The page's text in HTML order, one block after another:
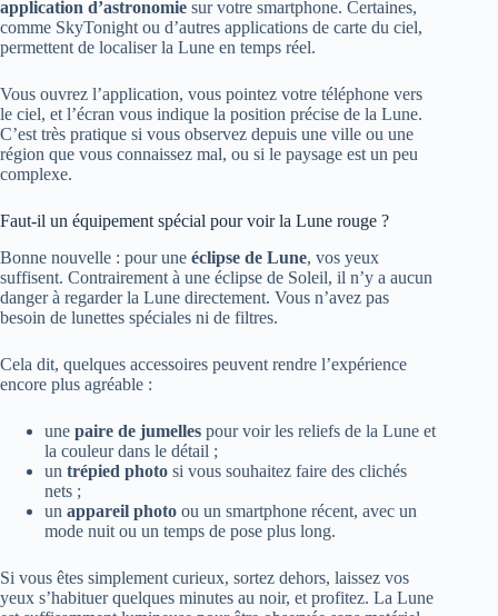
application d’astronomie sur votre smartphone. Certaines,
comme SkyTonight ou d’autres applications de carte du ciel,
permettent de localiser la Lune en temps réel.
Vous ouvrez l’application, vous pointez votre téléphone vers
le ciel, et l’écran vous indique la position précise de la Lune.
C’est très pratique si vous observez depuis une ville ou une
région que vous connaissez mal, ou si le paysage est un peu
complexe.
Faut-il un équipement spécial pour voir la Lune rouge ?
Bonne nouvelle : pour une éclipse de Lune, vos yeux
suffisent. Contrairement à une éclipse de Soleil, il n’y a aucun
danger à regarder la Lune directement. Vous n’avez pas
besoin de lunettes spéciales ni de filtres.
Cela dit, quelques accessoires peuvent rendre l’expérience
encore plus agréable :
une paire de jumelles pour voir les reliefs de la Lune et
la couleur dans le détail ;
un trépied photo si vous souhaitez faire des clichés
nets ;
un appareil photo ou un smartphone récent, avec un
mode nuit ou un temps de pose plus long.
Si vous êtes simplement curieux, sortez dehors, laissez vos
yeux s’habituer quelques minutes au noir, et profitez. La Lune